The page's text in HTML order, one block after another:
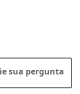
sua pergunta